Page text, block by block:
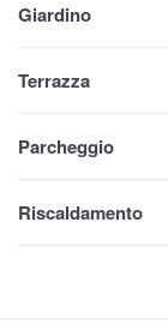
Giardino
Terrazza
Parcheggio
Riscaldamento